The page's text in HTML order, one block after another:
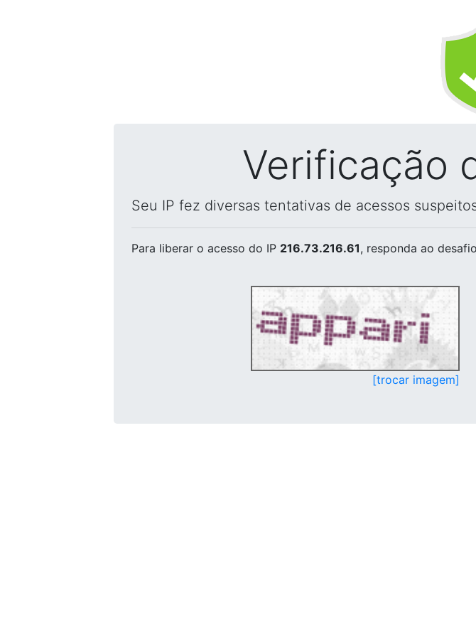
Verificação
Seu IP fez diversas tentativas de acessos
Para liberar o acesso do IP 216.73.216.61, responda ao
[trocar imagem]